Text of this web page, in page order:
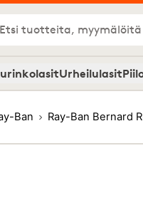
Etsi tuotteita,
Urheilulasit
Ban Ray-Ban Bernard